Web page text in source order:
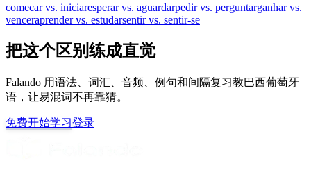
comecar vs. iniciaresperar vs. aguardarpedir vs. perguntarganhar vs.
venceraprender vs. estudarsentir vs. sentir-se
把这个区别练成直觉
Falando 用语法、词汇、音频、例句和间隔复习教巴西葡萄牙
语，让易混词不再靠猜。
免费开始学习登录